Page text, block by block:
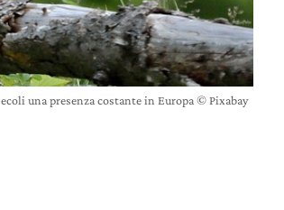
una presenza costante in Europa © Pixabay